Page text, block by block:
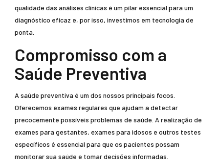
qualidade das análises clínicas é um pilar essencial para um
diagnóstico eficaz e, por isso, investimos em tecnologia de
ponta.
Compromisso com a
Saúde Preventiva
A saúde preventiva é um dos nossos principais focos.
Oferecemos exames regulares que ajudam a detectar
precocemente possíveis problemas de saúde. A realização de
exames para gestantes, exames para idosos e outros testes
específicos é essencial para que os pacientes possam
monitorar sua saúde e tomar decisões informadas.